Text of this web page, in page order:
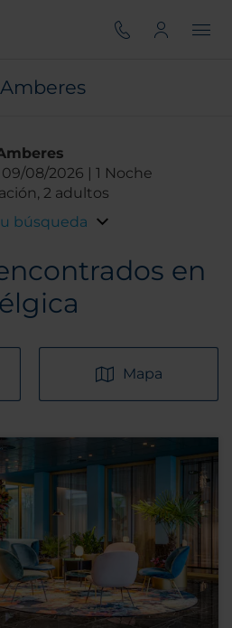
Amberes
09/08/2026
1 Noche
2 adultos
búsqueda
en
Mapa